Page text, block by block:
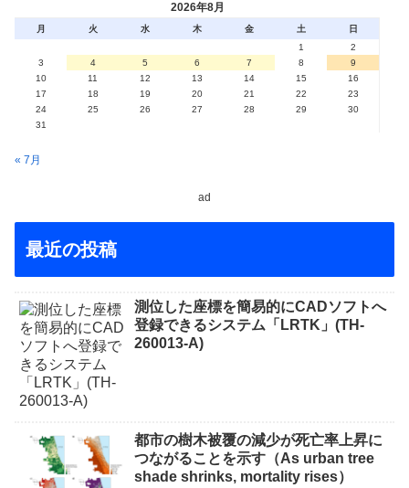
2026年8月
月 火 水 木 金 土
日
1
2
3
4 5 6 7 8
9
10
11 12 13 14 15
16
17
18 19 20 21 22
23
24
25 26 27 28 29
30
31
« 7月
ad
最近の投稿
測位した座標を簡易的にCADソフトへ
登録できるシステム「LRTK」(TH-
260013-A)
都市の樹木被覆の減少が死亡率上昇に
つながることを示す（As urban tree
shade shrinks, mortality rises）